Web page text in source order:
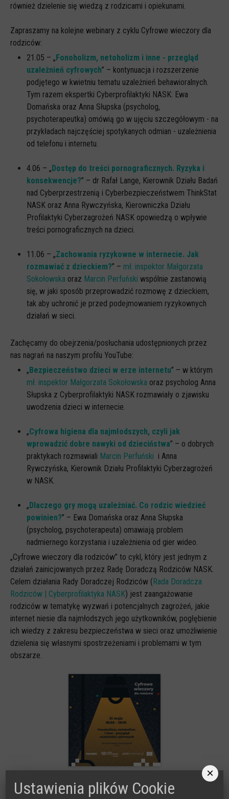
również dzielenie się wiedzą z rodzicami i opiekunami.
Zapraszamy na kolejne webinary z cyklu Cyfrowe wieczory dla
rodziców:
21.05 – „Fonoholizm, netoholizm i inne - przegląd
uzależnień cyfrowych” – kontynuacja i rozszerzenie
podjętego w kwietniu tematu uzależnień behawioralnych.
Tym razem ekspertki Cyberprofilaktyki NASK: Ewa
Domańska oraz Anna Słupska (psycholog,
psychoterapeutka) omówią go w ujęciu szczegółowym - na
przykładach najczęściej spotykanych odmian - uzależnienia
od telefonu i internetu.
4.06 – „Dostęp do treści pornograficznych. Ryzyka i
konsekwencje?” – dr Rafał Lange, Kierownik Działu Badań
nad Cyberprzestrzenią i Cyberbezpieczeństwem ThinkStat
NASK oraz Anna Rywczyńska, Kierowniczka Działu
Profilaktyki Cyberzagrożeń NASK opowiedzą o wpływie
treści pornograficznych na dzieci.
11.06 – „Zachowania ryzykowne w internecie. Jak
rozmawiać z dzieckiem?” – mł. inspektor Małgorzata
Sokołowska oraz Marcin Perfuński wspólnie zastanowią
się, w jaki sposób przeprowadzić rozmowę z dzieckiem,
tak aby uchronić je przed podejmowaniem ryzykownych
działań w sieci.
Zachęcamy do obejrzenia/posłuchania udostępnionych przez
nas nagrań na naszym profilu YouTube:
„Bezpieczeństwo dzieci w erze internetu” – w którym
mł. inspektor Małgorzata Sokołowska oraz psycholog Anna
Słupska z Cyberprofilaktyki NASK rozmawiały o zjawisku
uwodzenia dzieci w internecie.
„Cyfrowa higiena dla najmłodszych, czyli jak
wprowadzić dobre nawyki od dzieciństwa” – o dobrych
praktykach rozmawiali Marcin Perfuński i Anna
Rywczyńska, Kierownik Działu Profilaktyki Cyberzagrożeń
w NASK.
„Dlaczego gry mogą uzależniać. Co rodzic wiedzieć
powinien?” – Ewa Domańska oraz Anna Słupska
(psycholog, psychoterapeuta) omawiają problem
nadmiernego korzystania i uzależnienia od gier wideo.
„Cyfrowe wieczory dla rodziców” to cykl, który jest jednym z
działań zainicjowanych przez Radę Doradczą Rodziców NASK.
Celem działania Rady Doradczej Rodziców (Rada Doradcza
Rodziców | Cyberprofilaktyka NASK) jest zaangażowanie
rodziców w tematykę wyzwań i potencjalnych zagrożeń, jakie
internet niesie dla najmłodszych jego użytkowników, pogłębienie
ich wiedzy z zakresu bezpieczeństwa w sieci oraz umożliwienie
dzielenia się własnymi spostrzeżeniami i problemami w tym
obszarze.
Cykl webinarów - Gadanie o internecie
Cykl webinarów - marzec 2026
Multimedia
Kreskówki
Filmy
Audiobooki
Infografiki
Badania i raporty
Gry
Nasze gry
LARP o dezinformacji "Koryntia"
Gra planszowa o cyberhigienie "Digital Brainiacs"
Kalambury z cyberhigieny "Cybermaster"
Kontakt
Dane teleadresowe
×
Ustawienia plików Cookie